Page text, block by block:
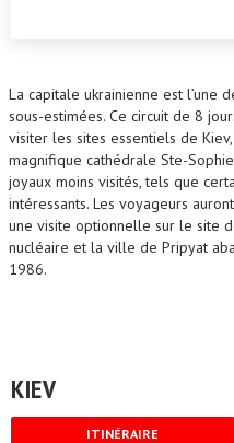
La capitale ukrainienne est l’une
sous-estimées. Ce circuit de 8
visiter les sites essentiels de
magnifique cathédrale Ste-
joyaux moins visités, tels que
intéressants. Les voyageurs
une visite optionnelle sur le site
nucléaire et la ville de Pripyat
1986.
KIEV
ITINÉRAIRE